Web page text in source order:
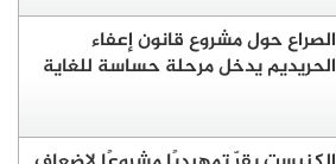
الصراع حول مشروع قانون إعفاء
الحريديم يدخل مرحلة حساسة للغاية